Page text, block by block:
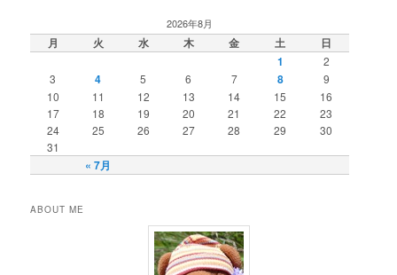
2026年8月
月 火 水 木 金 土 日
« 7月
1
2
3
4 5 6 7 8
9
10
11 12 13 14 15
16
17
18 19 20 21 22
23
24
25 26 27 28 29
30
31
ABOUT ME